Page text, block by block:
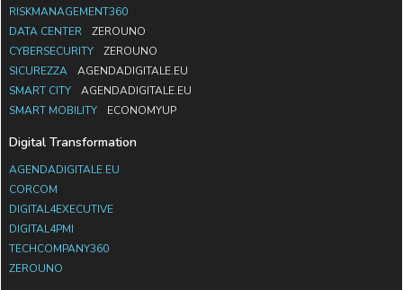
RISKMANAGEMENT360
DATA CENTER
ZEROUNO
CYBERSECURITY
ZEROUNO
SICUREZZA
AGENDADIGITALE.EU
SMART CITY
AGENDADIGITALE.EU
SMART MOBILITY
ECONOMYUP
Digital Transformation
AGENDADIGITALE.EU
CORCOM
DIGITAL4EXECUTIVE
DIGITAL4PMI
TECHCOMPANY360
ZEROUNO